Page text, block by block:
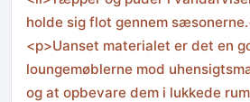
holde sig flot gennem
<p>Uanset materialet er det en
loungemøblerne mod
og at opbevare dem i lukkede